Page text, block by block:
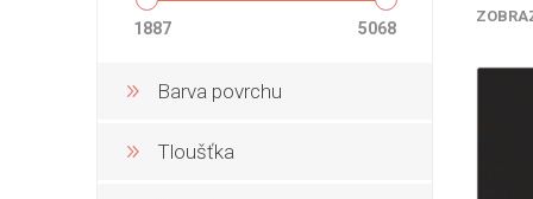
Lehčené
1887 5068
Barva povrchu
Tloušťka